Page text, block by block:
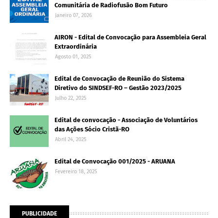
Comunitária de Radiofusão Bom Futuro
Janeiro 07, 2026
AIRON - Edital de Convocação para Assembleia Geral
Extraordinária
Agosto 01, 2025
Edital de Convocação de Reunião do Sistema
Diretivo do SINDSEF-RO – Gestão 2023/2025
Julho 22, 2025
Edital de convocação - Associação de Voluntários
das Ações Sócio Cristã-RO
Abril 24, 2025
Edital de Convocação 001/2025 - ARUANA
Fevereiro 18, 2025
PUBLICIDADE